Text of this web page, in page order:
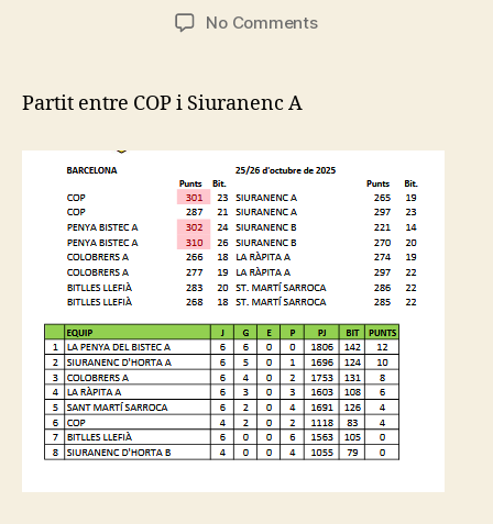
date
No Commentson
catalanes
Partit entre COP i Siuranenc A